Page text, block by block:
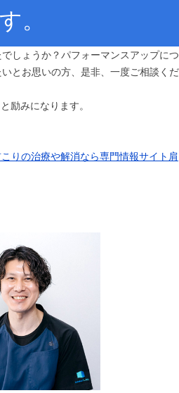
す。
しょうか？パフォーマンスアップにつ
とお思いの方、是非、一度ご相談くだ
励みになります。
りの治療や解消なら専門情報サイト肩